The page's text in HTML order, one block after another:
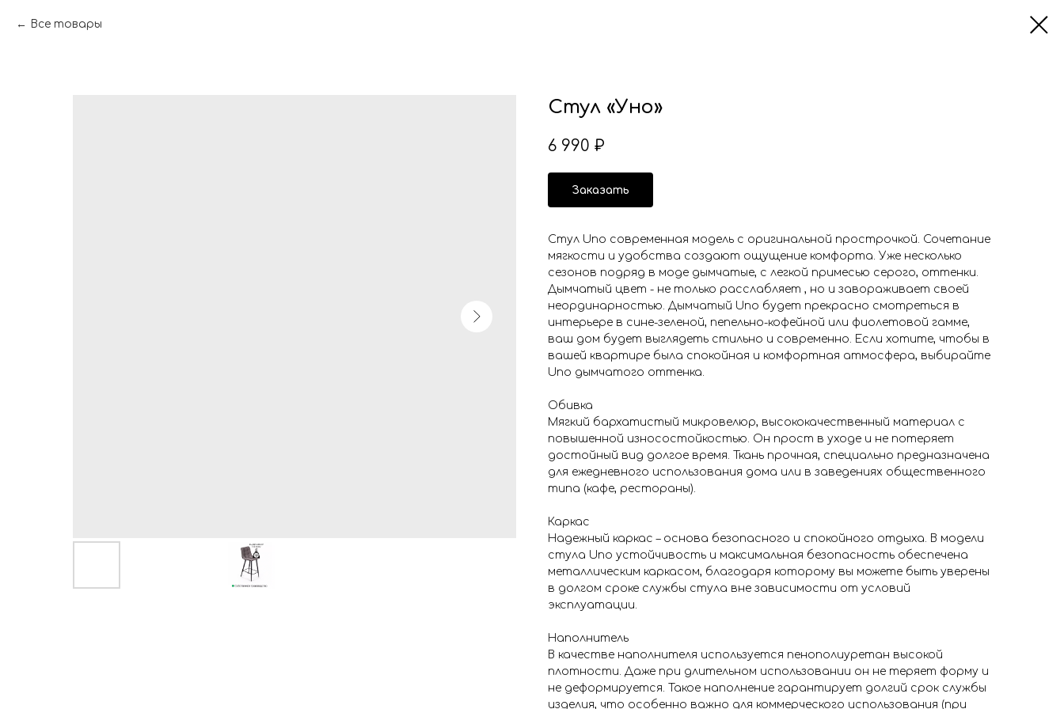
Все товары
Стул «Уно»
6 990 ₽
Заказать
Стул Uno современная модель с оригинальной прострочкой. Сочетание
мягкости и удобства создают ощущение комфорта. Уже несколько
сезонов подряд в моде дымчатые, с легкой примесью серого, оттенки.
Дымчатый цвет - не только расслабляет , но и завораживает своей
неординарностью. Дымчатый Uno будет прекрасно смотреться в
интерьере в сине-зеленой, пепельно-кофейной или фиолетовой гамме,
ваш дом будет выглядеть стильно и современно. Если хотите, чтобы в
вашей квартире была спокойная и комфортная атмосфера, выбирайте
Uno дымчатого оттенка.
Обивка
Мягкий бархатистый микровелюр, высококачественный материал с
повышенной износостойкостью. Он прост в уходе и не потеряет
достойный вид долгое время. Ткань прочная, специально предназначена
для ежедневного использования дома или в заведениях общественного
типа (кафе, рестораны).
Каркас
Надежный каркас – основа безопасного и спокойного отдыха. В модели
стула Uno устойчивость и максимальная безопасность обеспечена
металлическим каркасом, благодаря которому вы можете быть уверены
в долгом сроке службы стула вне зависимости от условий
эксплуатации.
Наполнитель
В качестве наполнителя используется пенополиуретан высокой
плотности. Даже при длительном использовании он не теряет форму и
не деформируется. Такое наполнение гарантирует долгий срок службы
изделия, что особенно важно для коммерческого использования (при